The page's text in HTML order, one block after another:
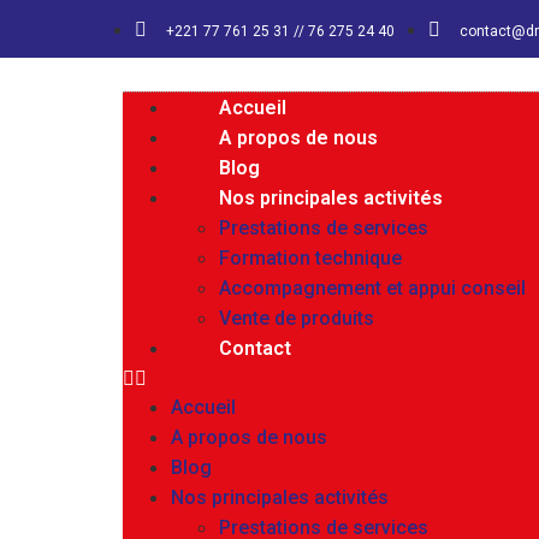
+221 77 761 25 31 // 76 275 24 40
Accueil
A propos de nous
Blog
Nos principales activités
Prestations de services
Formation technique
Accompagnement et appui conseil
Vente de produits
Contact
Accueil
A propos de nous
Blog
Nos principales activités
Prestations de services